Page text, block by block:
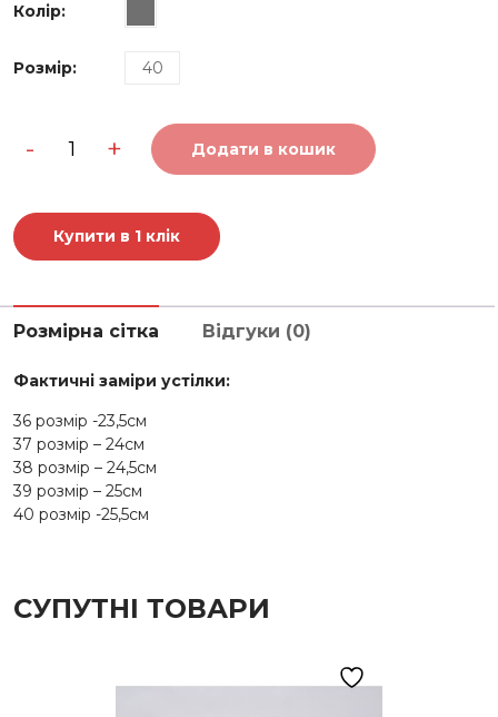
Колір:
Розмір: 40
- кросівки
темно-
583G
+ Додати в кошик
Купити в 1 клік
Розмірна сітка Відгуки (0)
Фактичні заміри устілки:
36 розмір -23,5см
37 розмір – 24см
38 розмір – 24,5см
39 розмір – 25см
40 розмір -25,5см
СУПУТНІ ТОВАРИ